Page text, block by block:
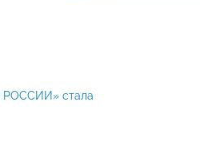
РОССИИ» стала